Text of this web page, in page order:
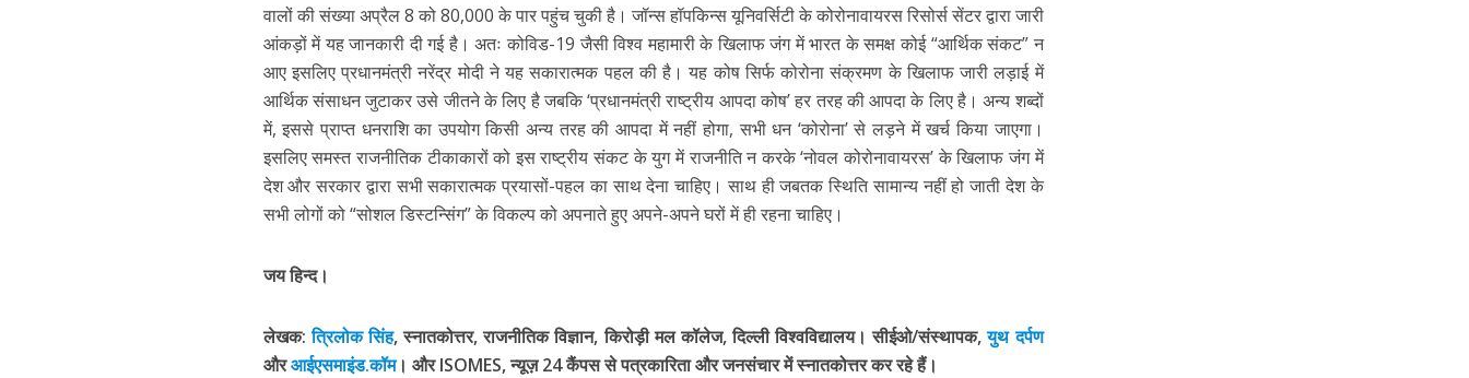
वालों की संख्या अप्रैल 8 को 80,000 के पार पहुंच चुकी है। जॉन्स हॉपकिन्स यूनिवर्सिटी के कोरोनावायरस रिसोर्स सेंटर द्वारा जारी
आंकड़ों में यह जानकारी दी गई है। अतः कोविड-19 जैसी विश्व महामारी के खिलाफ जंग में भारत के समक्ष कोई “आर्थिक संकट” न
आए इसलिए प्रधानमंत्री नरेंद्र मोदी ने यह सकारात्मक पहल की है। यह कोष सिर्फ कोरोना संक्रमण के खिलाफ जारी लड़ाई में
आर्थिक संसाधन जुटाकर उसे जीतने के लिए है जबकि ‘प्रधानमंत्री राष्ट्रीय आपदा कोष’ हर तरह की आपदा के लिए है। अन्य शब्दों
में, इससे प्राप्त धनराशि का उपयोग किसी अन्य तरह की आपदा में नहीं होगा, सभी धन ‘कोरोना’ से लड़ने में खर्च किया जाएगा।
इसलिए समस्त राजनीतिक टीकाकारों को इस राष्ट्रीय संकट के युग में राजनीति न करके ‘नोवल कोरोनावायरस’ के खिलाफ जंग में
देश और सरकार द्वारा सभी सकारात्मक प्रयासों-पहल का साथ देना चाहिए। साथ ही जबतक स्थिति सामान्य नहीं हो जाती देश के
सभी लोगों को “सोशल डिस्टन्सिंग” के विकल्प को अपनाते हुए अपने-अपने घरों में ही रहना चाहिए।
जय हिन्द।
लेखक:त्रिलोक सिंह, स्नातकोत्तर, राजनीतिक विज्ञान, किरोड़ी मल कॉलेज, दिल्ली विश्वविद्यालय। सीईओ/संस्थापक,युथ दर्पण
औरआईएसमाइंड.कॉम। और ISOMES, न्यूज़ 24 कैंपस से पत्रकारिता और जनसंचार में स्नातकोत्तर कर रहे हैं।